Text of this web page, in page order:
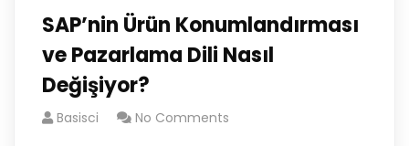
SAP’nin Ürün Konumlandırması
ve Pazarlama Dili Nasıl
Değişiyor?
Basisci No Comments